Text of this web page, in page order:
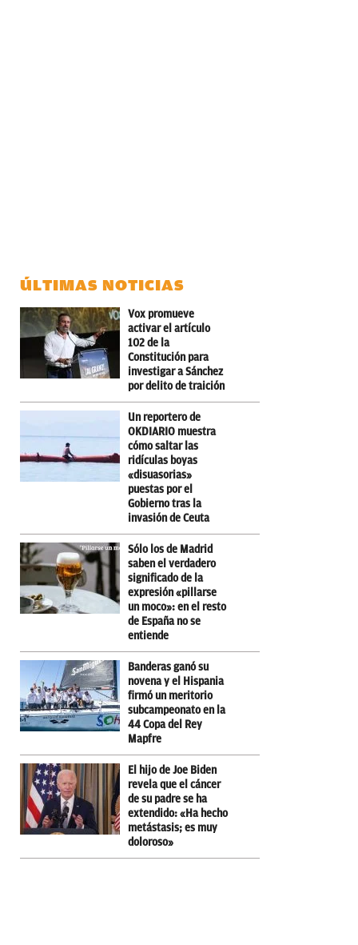
ÚLTIMAS NOTICIAS
Vox promueve
activar el artículo
102 de la
Constitución para
investigar a Sánchez
por delito de traición
Un reportero de
OKDIARIO muestra
cómo saltar las
ridículas boyas
«disuasorias»
puestas por el
Gobierno tras la
invasión de Ceuta
Sólo los de Madrid
saben el verdadero
significado de la
expresión «pillarse
un moco»: en el resto
de España no se
entiende
Banderas ganó su
novena y el Hispania
firmó un meritorio
subcampeonato en la
44 Copa del Rey
Mapfre
El hijo de Joe Biden
revela que el cáncer
de su padre se ha
extendido: «Ha hecho
metástasis; es muy
doloroso»